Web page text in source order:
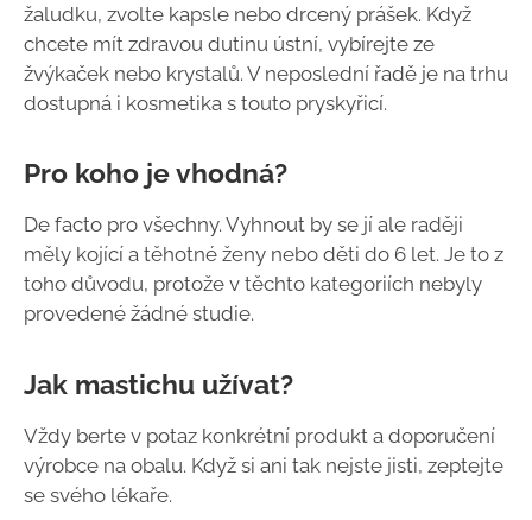
žaludku, zvolte kapsle nebo drcený prášek. Když
chcete mít zdravou dutinu ústní, vybírejte ze
žvýkaček nebo krystalů. V neposlední řadě je na trhu
dostupná i kosmetika s touto pryskyřicí.
Pro koho je vhodná?
De facto pro všechny. Vyhnout by se jí ale raději
měly kojící a těhotné ženy nebo děti do 6 let. Je to z
toho důvodu, protože v těchto kategoriích nebyly
provedené žádné studie.
Jak mastichu užívat?
Vždy berte v potaz konkrétní produkt a doporučení
výrobce na obalu. Když si ani tak nejste jisti, zeptejte
se svého lékaře.